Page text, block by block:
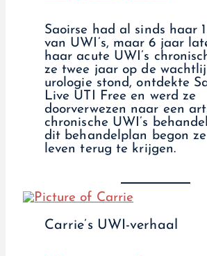
Saoirse had al sinds haar
van UWI’s, maar 6 jaar
haar acute UWI’s
ze twee jaar op de
urologie stond, ontdekte
Live UTI Free en werd ze
doorverwezen naar een
chronische UWI’s
dit behandelplan begon
leven terug te krijgen.
Carrie’s UWI-verhaal